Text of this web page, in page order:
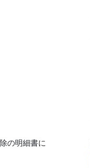
の明細書に